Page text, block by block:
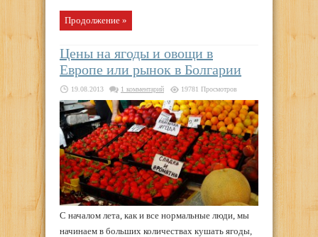
Продолжение »
Цены на ягоды и овощи в
Европе или рынок в Болгарии
19.08.2013 1 комментарий 19781 Просмотров
С началом лета, как и все нормальные люди, мы
начинаем в больших количествах кушать ягоды,